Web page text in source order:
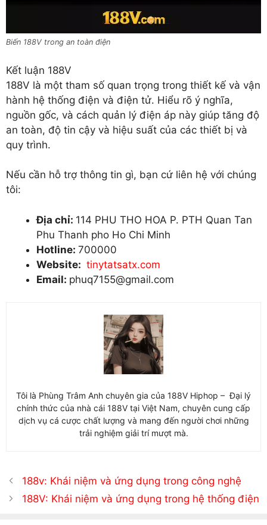
Biến 188V trong an toàn điện
Kết luận 188V
188V là một tham số quan trọng trong thiết kế và vận
hành hệ thống điện và điện tử. Hiểu rõ ý nghĩa,
nguồn gốc, và cách quản lý điện áp này giúp tăng độ
an toàn, độ tin cậy và hiệu suất của các thiết bị và
quy trình.
Nếu cần hỗ trợ thông tin gì, bạn cứ liên hệ với chúng
tôi:
Địa chỉ: 114 PHU THO HOA P. PTH Quan Tan
Phu Thanh pho Ho Chi Minh
Hotline: 700000
Website: tinytatsatx.com
Email: phuq7155@gmail.com
Tôi là Phùng Trâm Anh chuyên gia của 188V Hiphop – Đại lý
chính thức của nhà cái 188V tại Việt Nam, chuyên cung cấp
dịch vụ cá cược chất lượng và mang đến người chơi những
trải nghiệm giải trí mượt mà.
188v: Khái niệm và ứng dụng trong công nghệ
188V: Khái niệm và ứng dụng trong hệ thống điện